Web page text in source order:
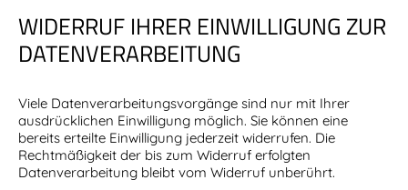
WIDERRUF IHRER EINWILLIGUNG ZUR
DATENVERARBEITUNG
Viele Datenverarbeitungsvorgänge sind nur mit Ihrer
ausdrücklichen Einwilligung möglich. Sie können eine
bereits erteilte Einwilligung jederzeit widerrufen. Die
Rechtmäßigkeit der bis zum Widerruf erfolgten
Datenverarbeitung bleibt vom Widerruf unberührt.